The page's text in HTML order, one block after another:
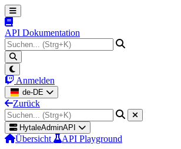
API Dokumentation
Anmelden
de-DE
Zurück
HytaleAdminAPI
Übersicht
API Playground